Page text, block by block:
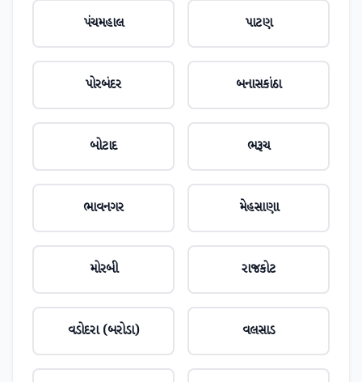
પંચમહાલ પાટણ
પોરબંદર બનાસકાંઠા
બોટાદ ભરૂચ
ભાવનગર મેહસાણા
મોરબી રાજકોટ
વડોદરા (બરોડા) વલસાડ